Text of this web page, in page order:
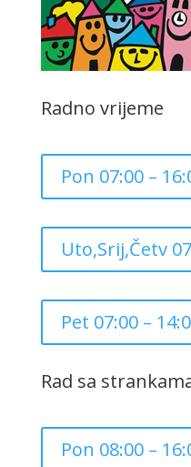
Radno vrijeme
Pon 07:00 –
Uto,Srij,Četv
Pet 07:00 –
Rad sa
Pon 08:00 –